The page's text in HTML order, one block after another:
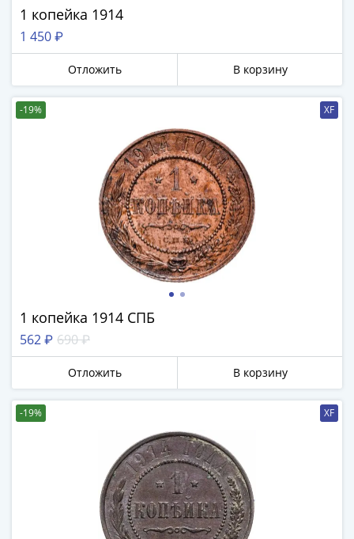
1 копейка 1914
1 450 ₽
Отложить В корзину
-19% XF
1 копейка 1914 СПБ
562 ₽ 690 ₽
Отложить В корзину
-19% XF